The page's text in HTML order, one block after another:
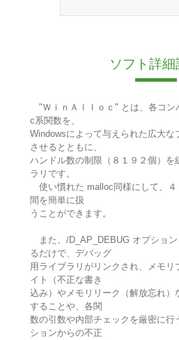
ソフト詳細
"ＷｉｎＡｌｌｏｃ" とは、各コン
c系関数を、
Windowsによって与えられた広大な
させるとともに、
ハンドル数の制限（８１９２個）を
ラリです。
使い慣れた malloc同様にして、４
間を簡単に扱
うことができます。
また、/D_AP_DEBUG オプショ
るだけで、デバッグ
用ライブラリがリンクされ、メモリ
イト（不正な書き
込み）やメモリリーク（解放忘れ）
することや、各関
数の引数や内部チェックを厳密に行
ションからの不正